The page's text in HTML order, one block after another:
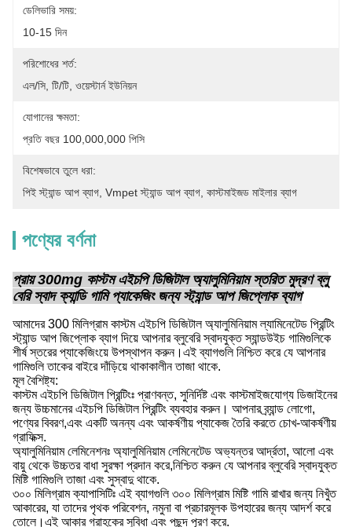
ডেলিভারি সময়:
10-15 দিন
পরিশোধের শর্ত:
এল/সি, টি/টি, ওয়েস্টার্ন ইউনিয়ন
যোগানের ক্ষমতা:
প্রতি বছর 100,000,000 পিসি
বিশেষভাবে তুলে ধরা:
পিই স্ট্যান্ড আপ ব্যাগ Vmpet স্ট্যান্ড আপ ব্যাগ কাস্টমাইজড মাইলার ব্যাগ
পণ্যের বর্ণনা
প্রায় 300mg কাস্টম এইচপি ডিজিটাল অ্যালুমিনিয়াম স্তরিত মুদ্রণ ব্লু
বেরি স্বাদ ক্যান্ডি গামি প্যাকেজিং জন্য স্ট্যান্ড আপ জিপ্লোক ব্যাগ
আমাদের 300 মিলিগ্রাম কাস্টম এইচপি ডিজিটাল অ্যালুমিনিয়াম ল্যামিনেটেড প্রিন্টিং
স্ট্যান্ড আপ জিপ্লোক ব্যাগ দিয়ে আপনার ব্লুবেরি স্বাদযুক্ত স্যান্ডউইচ গামিগুলিকে
শীর্ষ স্তরের প্যাকেজিংয়ে উপস্থাপন করুন।এই ব্যাগগুলি নিশ্চিত করে যে আপনার
গামিগুলি তাকের বাইরে দাঁড়িয়ে থাকাকালীন তাজা থাকে.
মূল বৈশিষ্ট্য:
কাস্টম এইচপি ডিজিটাল প্রিন্টিংঃ প্রাণবন্ত, সুনির্দিষ্ট এবং কাস্টমাইজযোগ্য ডিজাইনের
জন্য উচ্চমানের এইচপি ডিজিটাল প্রিন্টিং ব্যবহার করুন। আপনার ব্র্যান্ড লোগো,
পণ্যের বিবরণ,এবং একটি অনন্য এবং আকর্ষণীয় প্যাকেজ তৈরি করতে চোখ-আকর্ষণীয়
গ্রাফিক্স.
অ্যালুমিনিয়াম লেমিনেশনঃ অ্যালুমিনিয়াম লেমিনেটেড অভ্যন্তর আর্দ্রতা, আলো এবং
বায়ু থেকে উচ্চতর বাধা সুরক্ষা প্রদান করে,নিশ্চিত করুন যে আপনার ব্লুবেরি স্বাদযুক্ত
মিষ্টি গামিগুলি তাজা এবং সুস্বাদু থাকে.
৩০০ মিলিগ্রাম ক্যাপাসিটিঃ এই ব্যাগগুলি ৩০০ মিলিগ্রাম মিষ্টি গামি রাখার জন্য নিখুঁত
আকারের, যা তাদের পৃথক পরিবেশন, নমুনা বা প্রচারমূলক উপহারের জন্য আদর্শ করে
তোলে।এই আকার গ্রাহকের সুবিধা এবং পছন্দ পূরণ করে.